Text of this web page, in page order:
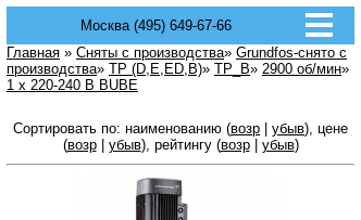
Москва (495) 649-67-66
Главная » Сняты с производства» Grundfos-снято с
производства» TP (D,E,ED,B)» TP_B» 2900 об/мин»
1 x 220-240 В BUBE
Сортировать по: наименованию (возр убыв), цене
(возр| убыв), рейтингу (возр| убыв)